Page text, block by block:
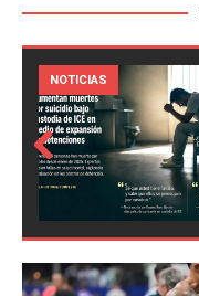
LOCAL
Prev